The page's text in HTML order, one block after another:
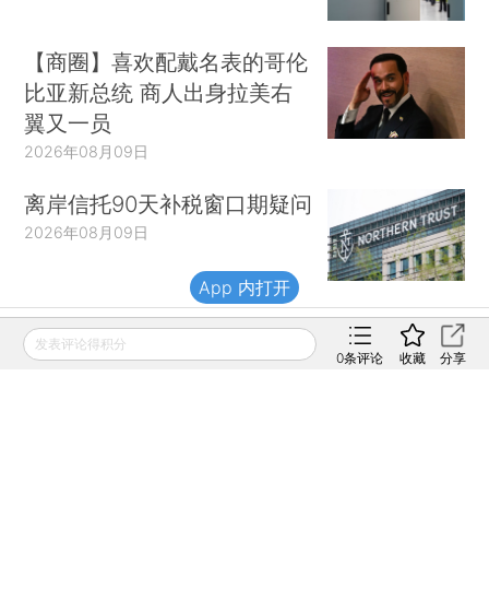
【商圈】喜欢配戴名表的哥伦
比亚新总统 商人出身拉美右
翼又一员
2026年08月09日
离岸信托90天补税窗口期疑问
2026年08月09日
财新移动
发表评论得积分
0条评论 收藏 分享
App 内打开